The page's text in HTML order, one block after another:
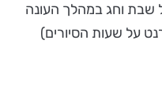
שבת וחג במהלך העונה
על שעות הסיורים)